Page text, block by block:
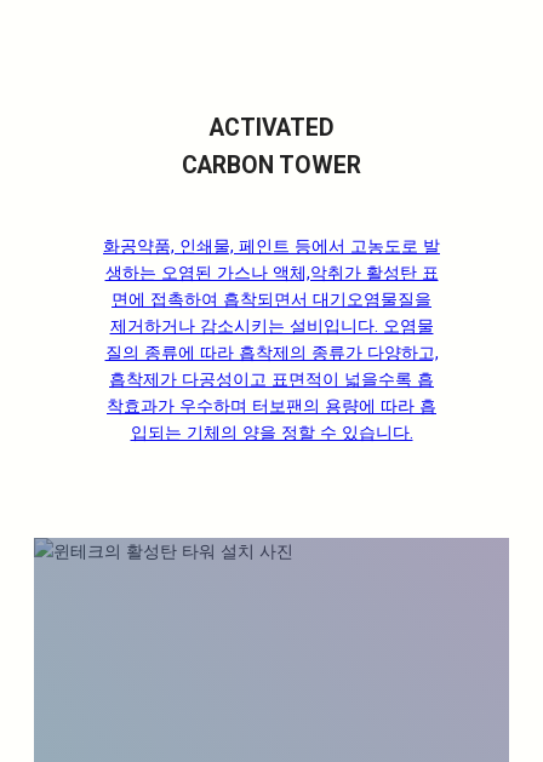
ACTIVATED
CARBON TOWER
화공약품, 인쇄물, 페인트 등에서 고농도로 발
생하는 오염된 가스나 액체,악취가 활성탄 표
면에 접촉하여 흡착되면서 대기오염물질을
제거하거나 감소시키는 설비입니다. 오염물
질의 종류에 따라 흡착제의 종류가 다양하고,
흡착제가 다공성이고 표면적이 넓을수록 흡
착효과가 우수하며 터보팬의 용량에 따라 흡
입되는 기체의 양을 정할 수 있습니다.